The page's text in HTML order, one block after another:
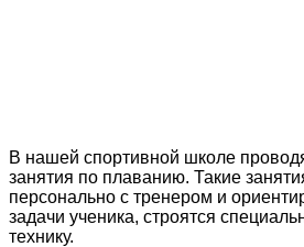
В нашей спортивной школе
занятия по плаванию. Такие
персонально с тренером и
задачи ученика, строятся
технику.